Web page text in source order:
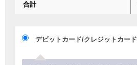
合計
デビットカード/クレジットカード